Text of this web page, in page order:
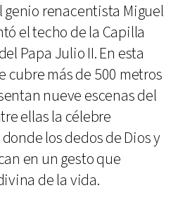
genio renacentista Miguel
el techo de la Capilla
Papa Julio II. En esta
cubre más de 500 metros
nueve escenas del
ellas la célebre
los dedos de Dios y
en un gesto que
de la vida.